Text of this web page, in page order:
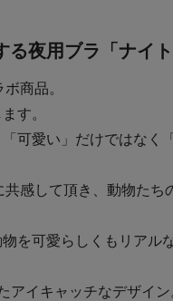
夜用ブラ「ナイト
商品。
す。
可愛い」だけではなく
感して頂き、動物たち
を可愛らしくもリアル
イキャッチなデザイン